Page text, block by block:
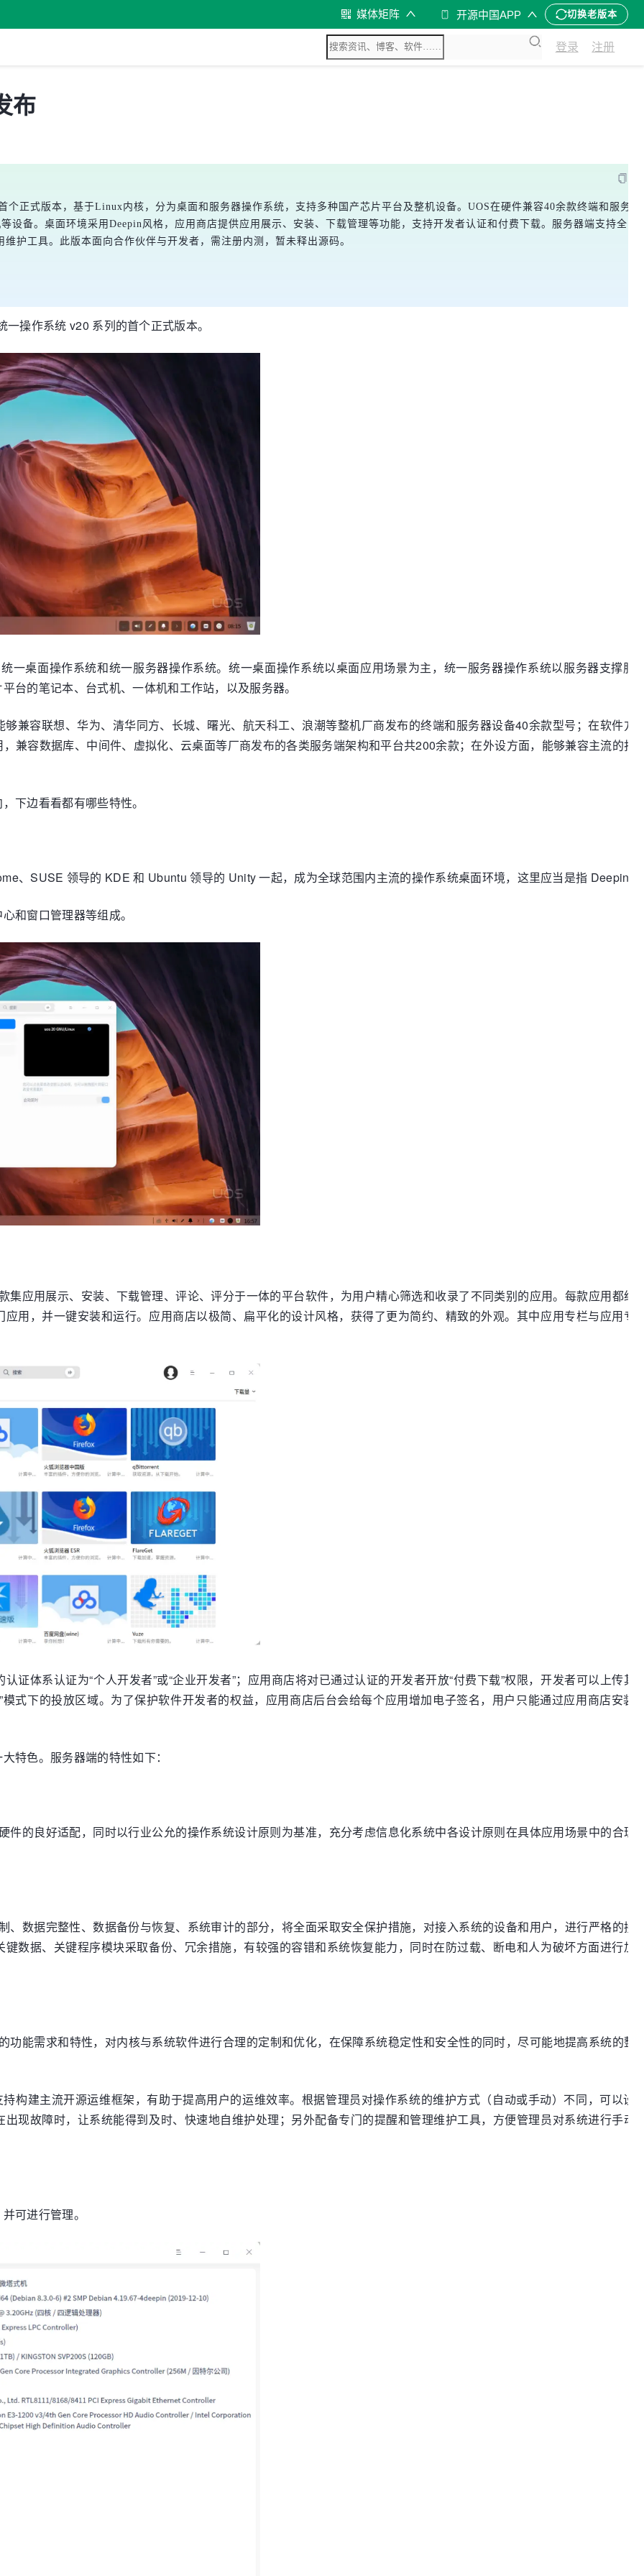
媒体矩阵 开源中国APP 切换老版本
登录 注册
布
个正式版本，基于Linux内核，分为桌面和服务器操作系统，支持多种国产芯片平台及整机设备。UOS在硬件兼容40余款终端和服务器
设备。桌面环境采用Deepin风格，应用商店提供应用展示、安装、下载管理等功能，支持开发者认证和付费下载。服务器端支持全系
护工具。此版本面向合作伙伴与开发者，需注册内测，暂未释出源码。
操作系统 v20 系列的首个正式版本。
一桌面操作系统和统一服务器操作系统。统一桌面操作系统以桌面应用场景为主，统一服务器操作系统以服务器支撑服
台的笔记本、台式机、一体机和工作站，以及服务器。
兼容联想、华为、清华同方、长城、曙光、航天科工、浪潮等整机厂商发布的终端和服务器设备40余款型号；在软件方
兼容数据库、中间件、虚拟化、云桌面等厂商发布的各类服务端架构和平台共200余款；在外设方面，能够兼容主流的打
下边看看都有哪些特性。
、SUSE 领导的 KDE 和 Ubuntu 领导的 Unity 一起，成为全球范围内主流的操作系统桌面环境，这里应当是指 Deepin。
和窗口管理器等组成。
应用展示、安装、下载管理、评论、评分于一体的平台软件，为用户精心筛选和收录了不同类别的应用。每款应用都经
用，并一键安装和运行。应用商店以极简、扁平化的设计风格，获得了更为简约、精致的外观。其中应用专栏与应用专
证体系认证为“个人开发者”或“企业开发者”；应用商店将对已通过认证的开发者开放“付费下载”权限，开发者可以上传其
式下的投放区域。为了保护软件开发者的权益，应用商店后台会给每个应用增加电子签名，用户只能通过应用商店安装
特色。服务器端的特性如下：
件的良好适配，同时以行业公允的操作系统设计原则为基准，充分考虑信息化系统中各设计原则在具体应用场景中的合理
、数据完整性、数据备份与恢复、系统审计的部分，将全面采取安全保护措施，对接入系统的设备和用户，进行严格的接
数据、关键程序模块采取备份、冗余措施，有较强的容错和系统恢复能力，同时在防过载、断电和人为破坏方面进行加
功能需求和特性，对内核与系统软件进行合理的定制和优化，在保障系统稳定性和安全性的同时，尽可能地提高系统的整
构建主流开源运维框架，有助于提高用户的运维效率。根据管理员对操作系统的维护方式（自动或手动）不同，可以设
现故障时，让系统能得到及时、快速地自维护处理；另外配备专门的提醒和管理维护工具，方便管理员对系统进行手动
可进行管理。